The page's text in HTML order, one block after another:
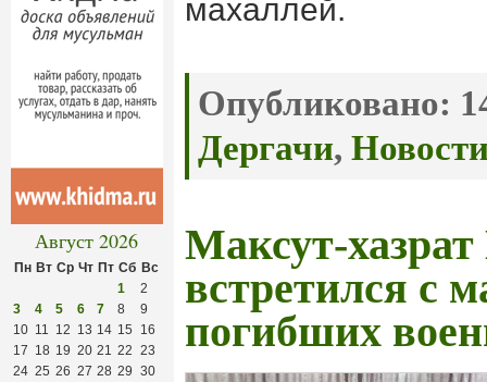
Август 2026
Пн Вт Ср Чт Пт Сб Вс
1
2
3
4 5 6 7 8
9
10 11 12 13 14 15
16
17 18 19 20 21 22 23
24 25 26 27 28 29 30
махаллей.
Опубликовано:
Дергачи,
Максут-
встретился с
погибших